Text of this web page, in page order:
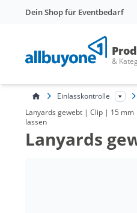
Dein Shop für Eventbedarf
&
Einlasskontrolle
Lanyards gewebt | Clip | 15
lassen
Lanyards